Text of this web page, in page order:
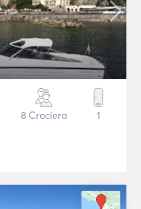
8 Crociera 1